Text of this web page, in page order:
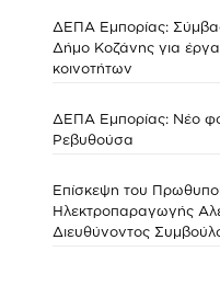
ΔΕΠΑ Εμπορίας:
Δήμο Κοζάνης για
κοινοτήτων
ΔΕΠΑ Εμπορίας: Νέο
Ρεβυθούσα
Επίσκεψη του
Ηλεκτροπαραγωγής
Διευθύνοντος